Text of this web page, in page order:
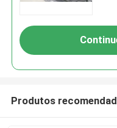
Produtos